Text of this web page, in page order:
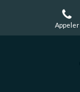
Appeler